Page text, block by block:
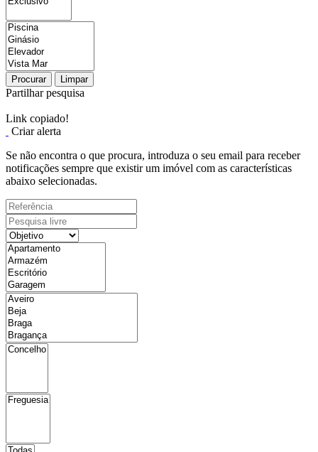
Procurar Limpar
Partilhar pesquisa
Link copiado!
Criar alerta
Se não encontra o que procura, introduza o seu email para receber
notificações sempre que existir um imóvel com as características
abaixo selecionadas.